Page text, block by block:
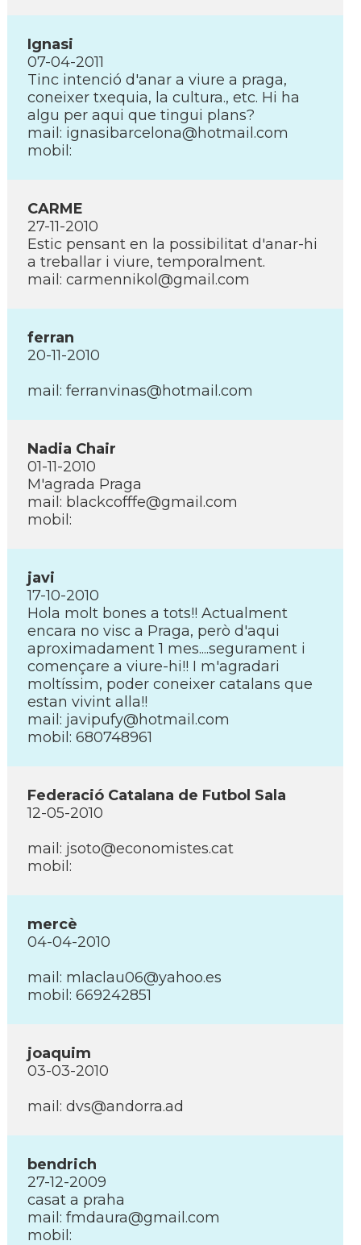
Ignasi
07-04-2011
Tinc intenció d'anar a viure a praga,
coneixer txequia, la cultura., etc. Hi ha
algu per aqui que tingui plans?
mail: ignasibarcelona@hotmail.com
mobil:
CARME
27-11-2010
Estic pensant en la possibilitat d'anar-hi
a treballar i viure, temporalment.
mail: carmennikol@gmail.com
ferran
20-11-2010
mail: ferranvinas@hotmail.com
Nadia Chair
01-11-2010
M'agrada Praga
mail: blackcofffe@gmail.com
mobil:
javi
17-10-2010
Hola molt bones a tots!! Actualment
encara no visc a Praga, però d'aqui
aproximadament 1 mes....segurament i
començare a viure-hi!! I m'agradari
moltí­ssim, poder coneixer catalans que
estan vivint alla!!
mail: javipufy@hotmail.com
mobil: 680748961
Federació Catalana de Futbol Sala
12-05-2010
mail: jsoto@economistes.cat
mobil:
mercè
04-04-2010
mail: mlaclau06@yahoo.es
mobil: 669242851
joaquim
03-03-2010
mail: dvs@andorra.ad
bendrich
27-12-2009
casat a praha
mail: fmdaura@gmail.com
mobil: